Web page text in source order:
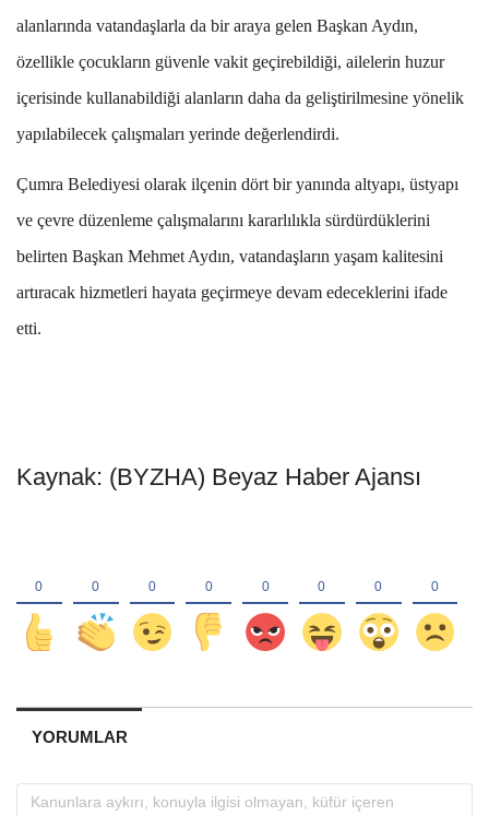
alanlarında vatandaşlarla da bir araya gelen Başkan Aydın,
özellikle çocukların güvenle vakit geçirebildiği, ailelerin huzur
içerisinde kullanabildiği alanların daha da geliştirilmesine yönelik
yapılabilecek çalışmaları yerinde değerlendirdi.
Çumra Belediyesi olarak ilçenin dört bir yanında altyapı, üstyapı
ve çevre düzenleme çalışmalarını kararlılıkla sürdürdüklerini
belirten Başkan Mehmet Aydın, vatandaşların yaşam kalitesini
artıracak hizmetleri hayata geçirmeye devam edeceklerini ifade
etti.
Kaynak: (BYZHA) Beyaz Haber Ajansı
YORUMLAR